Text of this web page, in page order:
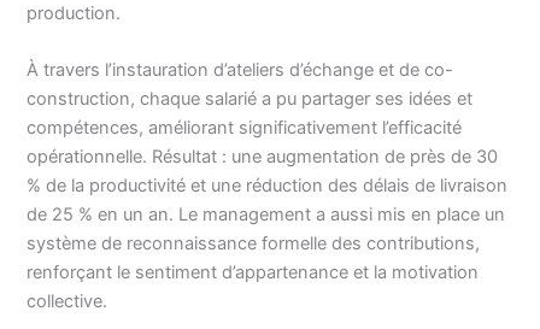
production.
À travers l’instauration d’ateliers d’échange et de co-
construction, chaque salarié a pu partager ses idées et
compétences, améliorant significativement l’efficacité
opérationnelle. Résultat : une augmentation de près de 30
% de la productivité et une réduction des délais de livraison
de 25 % en un an. Le management a aussi mis en place un
système de reconnaissance formelle des contributions,
renforçant le sentiment d’appartenance et la motivation
collective.